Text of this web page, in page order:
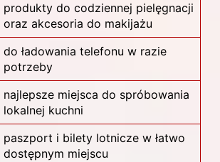
produkty do codziennej pielęgnacji
oraz akcesoria do makijażu
do ładowania telefonu w razie
potrzeby
najlepsze miejsca do spróbowania
lokalnej kuchni
paszport i bilety lotnicze w łatwo
dostępnym miejscu